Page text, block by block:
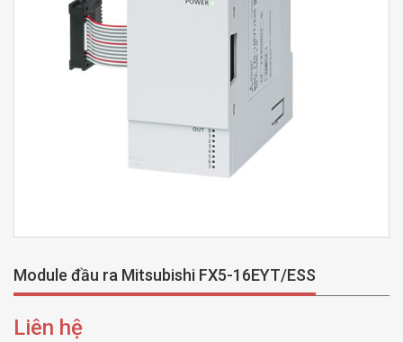
Module đầu ra Mitsubishi FX5-16EYT/ESS
Liên hệ